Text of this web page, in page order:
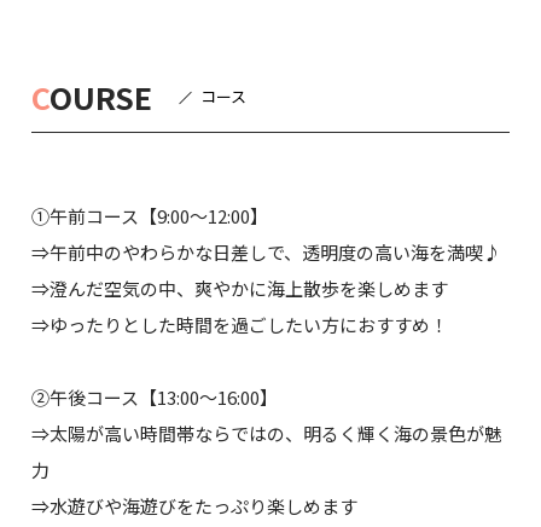
COURSE コース
①午前コース【9:00～12:00】
⇒午前中のやわらかな日差しで、透明度の高い海を満喫♪
⇒澄んだ空気の中、爽やかに海上散歩を楽しめます
⇒ゆったりとした時間を過ごしたい方におすすめ！
②午後コース【13:00～16:00】
⇒太陽が高い時間帯ならではの、明るく輝く海の景色が魅
力
⇒水遊びや海遊びをたっぷり楽しめます